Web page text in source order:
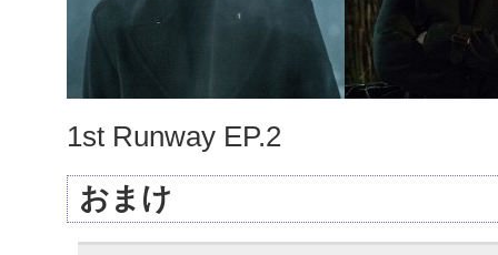
1st Runway EP.2
おまけ